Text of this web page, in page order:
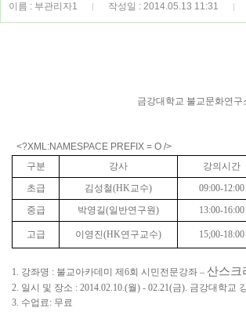
이름 : 부관리자1 작성일 : 2014.05.13 11:31
금강대학교 불교문화연구
<?XML:NAMESPACE PREFIX = O />
구분
강사 강의시간
초급
김성철(HK교수) 09:00-12:00
중급 박영길 (일반연구원) 13:00-16:00
고급 이영진(HK연구교수) 15;00-18:00
1. 강좌명 : 불교아카데미 제 6회 시민전문강좌 – 산스크
2. 일시 및 장소 : 2014.02.10.(월) - 02.21(금). 금강대학교
3. 수업료: 무료